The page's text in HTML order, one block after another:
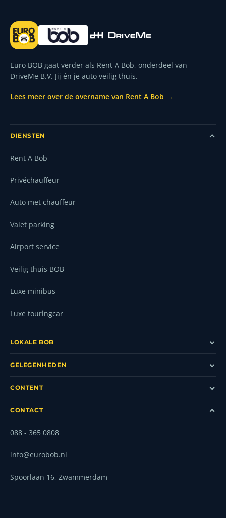
Euro BOB gaat verder als Rent A Bob, onderdeel van
DriveMe B.V. Jij én je auto veilig thuis.
Lees meer over de overname van Rent A Bob →
DIENSTEN
Rent A Bob
Privéchauffeur
Auto met chauffeur
Valet parking
Airport service
Veilig thuis BOB
Luxe minibus
Luxe touringcar
LOKALE BOB
GELEGENHEDEN
CONTENT
CONTACT
088 - 365 0808
info@eurobob.nl
Spoorlaan 16, Zwammerdam